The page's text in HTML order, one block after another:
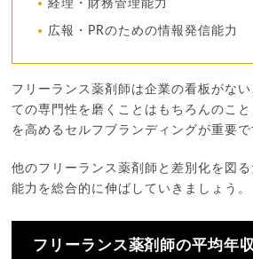
経理・財務管理能力
広報・PRのための情報発信能力
フリーランス薬剤師は企業の看板がな
ての専門性を磨くことはもちろんのこと
を高めるセルフブランディングが重要で
他のフリーランス薬剤師と差別化を図
能力を総合的に伸ばしていきましょう。
フリーランス薬剤師の平均年収